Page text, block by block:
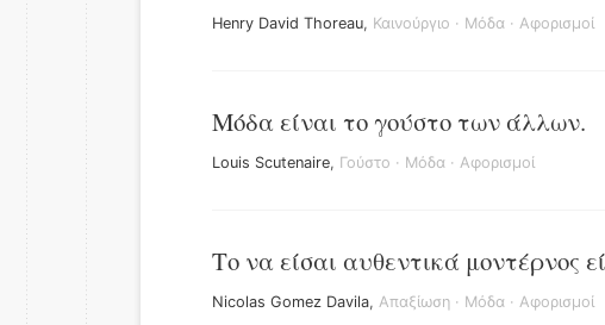
Henry David Thoreau, Καινούργιο · Μόδα · Αφορισμοί
Μόδα είναι το γούστο των άλλων.
Louis Scutenaire, Γούστο · Μόδα · Αφορισμοί
Το να είσαι αυθεντικά μοντέρνος
Nicolas Gomez Davila, Απαξίωση · Μόδα · Αφορισμοί